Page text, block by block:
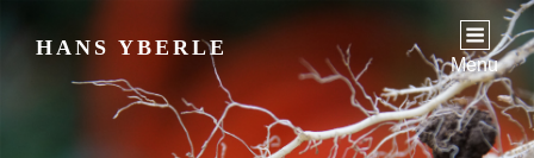
HANS YBERLE
Menu